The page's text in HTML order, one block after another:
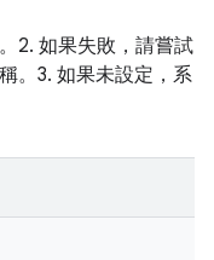
2. 如果失敗，請嘗試
。3. 如果未設定，系